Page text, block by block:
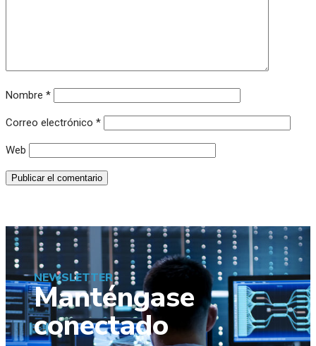
Nombre *
Correo electrónico *
Web
NEWSLETTER
Manténgase
conectado